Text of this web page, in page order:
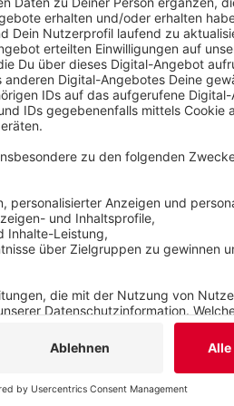
dass der Fachkräftemangel
Mittwoch, 28.05.2025 14:43